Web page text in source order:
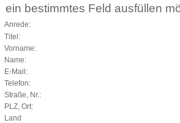
ein bestimmtes Feld ausfüllen
Anrede:
Titel:
Vorname:
Name:
E-Mail:
Telefon:
Straße, Nr.:
PLZ, Ort:
Land